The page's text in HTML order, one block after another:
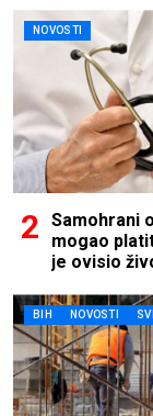
NOVOSTI
Samohrani
mogao
je ovisio
BIH NOVOSTI